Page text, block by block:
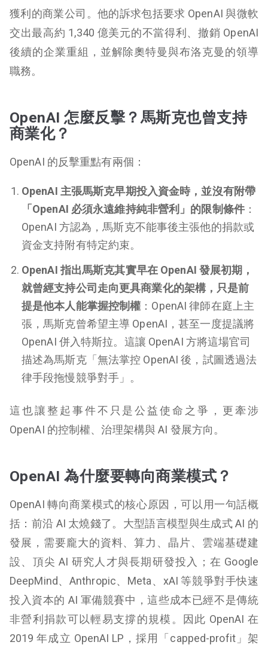
獲利的商業公司。他的訴求包括要求 OpenAI 與微軟
交出最高約 1,340 億美元的不當得利、撤銷 OpenAI
後續的企業重組，並解除奧特曼與布洛克曼的領導
職務。
OpenAI 怎麼反擊？馬斯克也曾支持
商業化？
OpenAI 的反擊重點有兩個：
OpenAI 主張馬斯克早期投入資金時，並沒有附帶
「OpenAI 必須永遠維持純非營利」的限制條件：
OpenAI 方認為，馬斯克不能事後主張他的捐款或
資金支持附有特定約束。
OpenAI 指出馬斯克其實早在 OpenAI 發展初期，
就曾經支持公司走向更具商業化的架構，只是前
提是他本人能掌握控制權 ：OpenAI 律師在庭上主
張，馬斯克曾希望主導 OpenAI，甚至一度提議將
OpenAI 併入特斯拉。這讓 OpenAI 方將這場官司
描述為馬斯克「無法掌控 OpenAI 後，試圖透過法
律手段拖慢競爭對手」。
這也讓整起事件不只是公益使命之爭，更牽涉
OpenAI 的控制權、治理架構與 AI 發展方向。
OpenAI 為什麼要轉向商業模式？
OpenAI 轉向商業模式的核心原因，可以用一句話概
括：前沿 AI 太燒錢了。大型語言模型與生成式 AI 的
發展，需要龐大的資料、算力、晶片、雲端基礎建
設、頂尖 AI 研究人才與長期研發投入；在 Google
DeepMind、Anthropic、Meta、xAI 等競爭對手快速
投入資本的 AI 軍備競賽中，這些成本已經不是傳統
非營利捐款可以輕易支撐的規模。因此 OpenAI 在
2019 年成立 OpenAI LP，採用「capped-profit」架